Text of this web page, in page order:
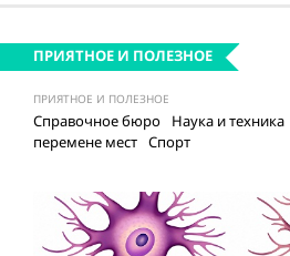
ПРИЯТНОЕ И ПОЛЕЗНОЕ
ПРИЯТНОЕ И ПОЛЕЗНОЕ
Справочное бюро Наука и техника
перемене мест Спорт